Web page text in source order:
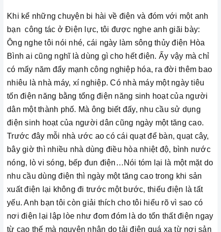
Khi kể những chuyện bi hài về điện và đóm với một anh
bạn công tác ở Điện lực, tôi được nghe anh giãi bày:
Ông nghe tôi nói nhé, cái ngày làm sông thủy điện Hòa
Bình ai cũng nghĩ là dùng gì cho hết điện. Ấy vậy mà chỉ
có mấy năm đẩy mạnh công nghiệp hóa, ra đời thêm bao
nhiêu là nhà máy, xí nghiệp. Có nhà máy một ngày tiêu
tốn điện năng bằng tổng điện năng sinh hoạt của người
dân một thành phố. Mà ông biết đấy, nhu cầu sử dụng
điện sinh hoạt của người dân cũng ngày một tăng cao.
Trước đây mỗi nhà ước ao có cái quạt để bàn, quạt cây,
bây giờ thì nhiều nhà dùng điều hòa nhiệt độ, bình nước
nóng, lò vi sóng, bếp đun điện…Nói tóm lại là một mặt do
nhu cầu dùng điện thì ngày một tăng cao trong khi sản
xuất điện lại không đi trước một bước, thiếu điện là tất
yếu. Anh bạn tôi còn giải thích cho tôi hiểu rõ vì sao có
nơi điện lại lập lòe như đom đóm là do tổn thất điện ngay
từ cao thế mà nguyên nhân do tải điện quá xa từ nơi sản